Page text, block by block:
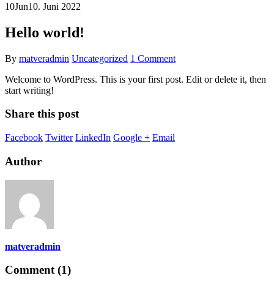
10Jun10. Juni 2022
Hello world!
By matveradmin Uncategorized 1 Comment
Welcome to WordPress. This is your first post. Edit or delete it, then
start writing!
Share this post
Facebook Twitter LinkedIn Google + Email
Author
matveradmin
Comment (1)